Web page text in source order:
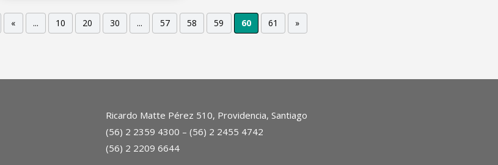
« ... 10 20 30 ... 57 58 59 60 61 »
Ricardo Matte Pérez 510, Providencia, Santiago
(56) 2 2359 4300 – (56) 2 2455 4742
(56) 2 2209 6644